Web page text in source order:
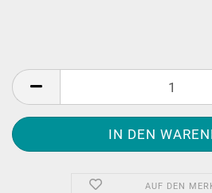
AUF DEN